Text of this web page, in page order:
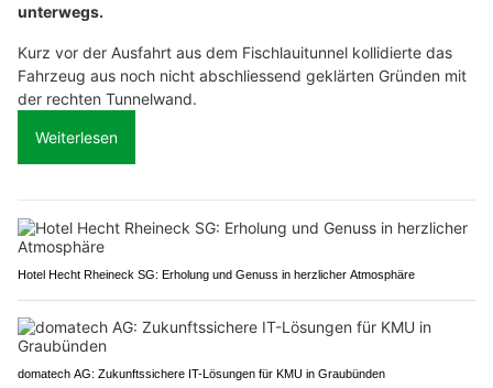
unterwegs.
Kurz vor der Ausfahrt aus dem Fischlauitunnel kollidierte das
Fahrzeug aus noch nicht abschliessend geklärten Gründen mit
der rechten Tunnelwand.
Weiterlesen
Hotel Hecht Rheineck SG: Erholung und Genuss in herzlicher Atmosphäre
domatech AG: Zukunftssichere IT-Lösungen für KMU in Graubünden